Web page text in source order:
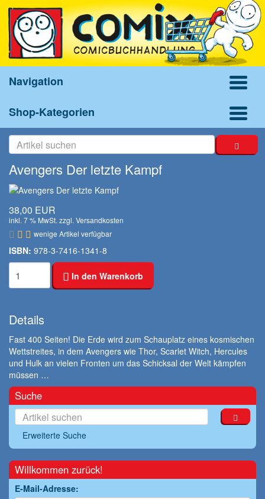
Navigation
Shop-Kategorien
Avengers Der letzte Kampf
38,00 EUR
inkl. 7 % MwSt. zzgl. Versandkosten
wenige Artikel verfügbar
ISBN: 978-3-7416-1341-8
In den Warenkorb
Details
Fast 400 Seiten! Die Erde wird zum Schauplatz eines kosmischen
Wettstreites, in dem Avengers wie Thor, Scarlet Witch, Hercules
und Hulk an vielen Fronten um das Schicksal der Welt kämpfen
müssen …
Suche
Erweiterte Suche
Willkommen zurück!
E-Mail-Adresse: